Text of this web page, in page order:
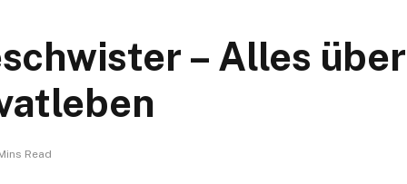
– Alles
Read